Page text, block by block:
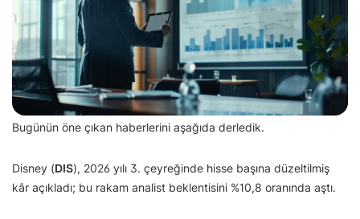
Bugünün öne çıkan haberlerini aşağıda derledik.
Disney (DIS), 2026 yılı 3. çeyreğinde hisse başına düzeltilmiş
kâr açıkladı; bu rakam analist beklentisini %10,8 oranında aştı.